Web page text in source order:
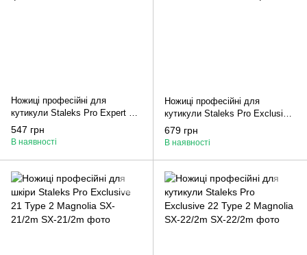
Ножиці професійні для
кутикули Staleks Pro Expert 50
Type 1 SE-50/1
547 грн
В наявності
Ножиці професійні для
кутикули Staleks Pro Exclusive
20 Type 1 Magnolia SX-20/1m
679 грн
В наявності